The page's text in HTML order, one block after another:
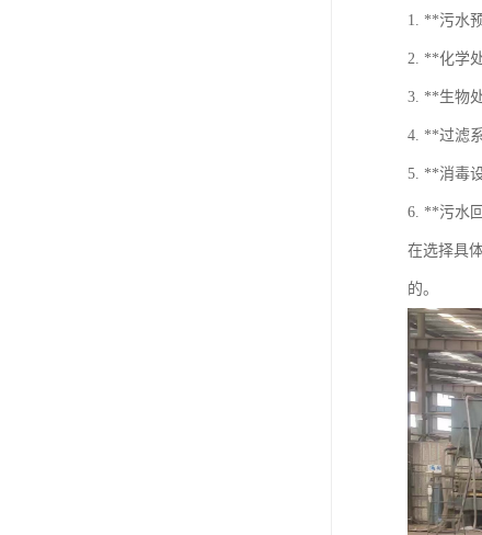
1. **污水
2. **化学
3. **生物
4. **过滤
5. **消毒
6. **污水
在选择具
的。